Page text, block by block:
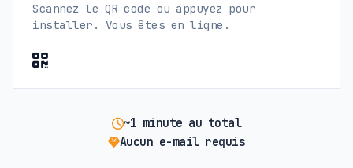
Scannez le QR code ou appuyez pour
installer. Vous êtes en ligne.
~1 minute au total
Aucun e-mail requis